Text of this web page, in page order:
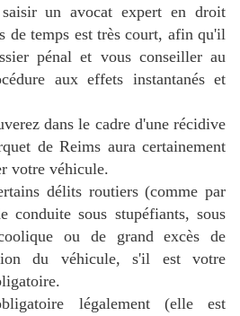
un avocat expert en droit
de temps est très court, afin qu'il
pénal et vous conseiller au
aux effets instantanés et
dans le cadre d'une récidive
de Reims aura certainement
votre véhicule.
délits routiers (comme par
conduite sous stupéfiants, sous
ou de grand excès de
du véhicule, s'il est votre
légalement (elle est